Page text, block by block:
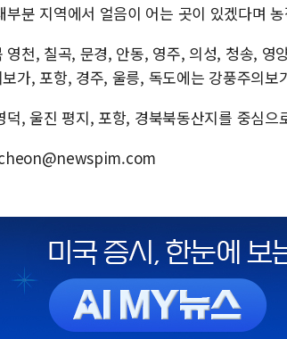
부분 지역에서 얼음이 어는 곳이 있겠다며
영천, 칠곡, 문경, 안동, 영주, 의성, 청송, 영
가, 포항, 경주, 울릉, 독도에는 강풍주의보
덕, 울진 평지, 포항, 경북북동산지를 중심으